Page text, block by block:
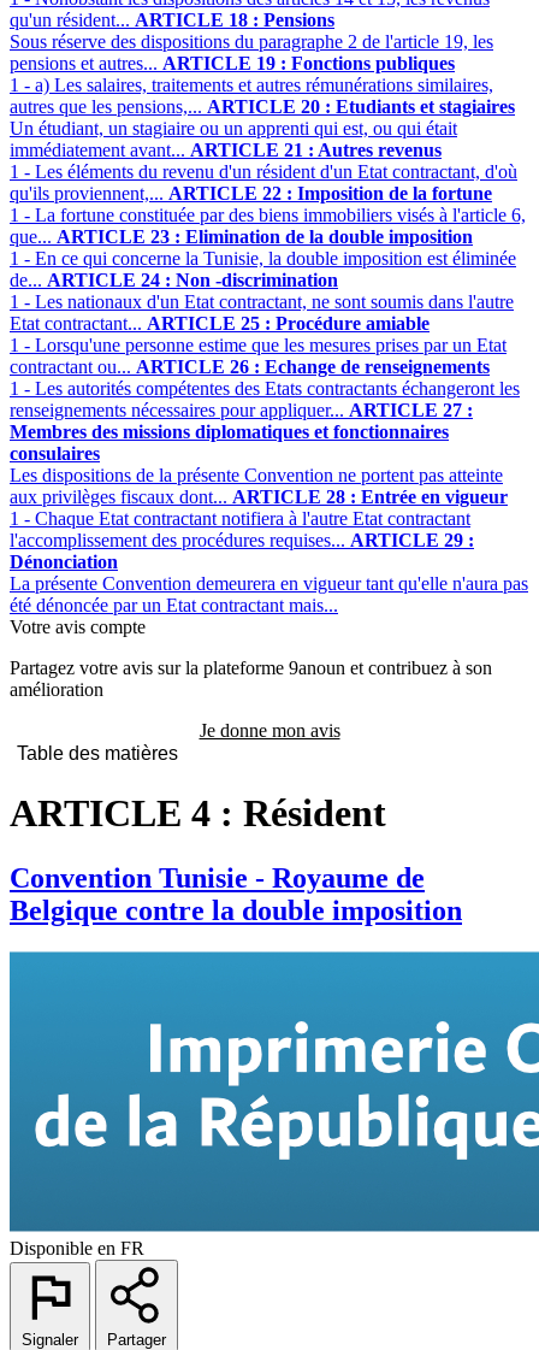
qu'un résident... ARTICLE 18 : Pensions
Sous réserve des dispositions du paragraphe 2 de l'article 19, les
pensions et autres... ARTICLE 19 : Fonctions publiques
1 - a) Les salaires, traitements et autres rémunérations similaires,
autres que les pensions,... ARTICLE 20 : Etudiants et stagiaires
Un étudiant, un stagiaire ou un apprenti qui est, ou qui était
immédiatement avant... ARTICLE 21 : Autres revenus
1 - Les éléments du revenu d'un résident d'un Etat contractant, d'où
qu'ils proviennent,... ARTICLE 22 : Imposition de la fortune
1 - La fortune constituée par des biens immobiliers visés à l'article 6,
que... ARTICLE 23 : Elimination de la double imposition
1 - En ce qui concerne la Tunisie, la double imposition est éliminée
de... ARTICLE 24 : Non -discrimination
1 - Les nationaux d'un Etat contractant, ne sont soumis dans l'autre
Etat contractant... ARTICLE 25 : Procédure amiable
1 - Lorsqu'une personne estime que les mesures prises par un Etat
contractant ou... ARTICLE 26 : Echange de renseignements
1 - Les autorités compétentes des Etats contractants échangeront les
renseignements nécessaires pour appliquer... ARTICLE 27 :
Membres des missions diplomatiques et fonctionnaires
consulaires
Les dispositions de la présente Convention ne portent pas atteinte
aux privilèges fiscaux dont... ARTICLE 28 : Entrée en vigueur
1 - Chaque Etat contractant notifiera à l'autre Etat contractant
l'accomplissement des procédures requises... ARTICLE 29 :
Dénonciation
La présente Convention demeurera en vigueur tant qu'elle n'aura pas
été dénoncée par un Etat contractant mais...
Votre avis compte
Partagez votre avis sur la plateforme 9anoun et contribuez à son
amélioration
Je donne mon avis
Table des matières
ARTICLE 4 : Résident
Convention Tunisie - Royaume de
Belgique contre la double imposition
Disponible en FR
Signaler Partager